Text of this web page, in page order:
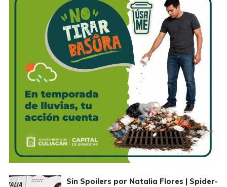
Sin Spoilers por Natalia Flores | Spider-